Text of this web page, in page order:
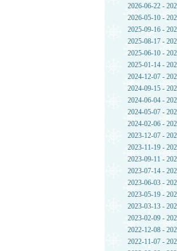
2026-06-22 -
2026-05-10 -
2025-09-16 -
2025-08-17 -
2025-06-10 -
2025-01-14 -
2024-12-07 -
2024-09-15 -
2024-06-04 -
2024-05-07 -
2024-02-06 -
2023-12-07 -
2023-11-19 -
2023-09-11 -
2023-07-14 -
2023-06-03 -
2023-05-19 -
2023-03-13 -
2023-02-09 -
2022-12-08 -
2022-11-07 -